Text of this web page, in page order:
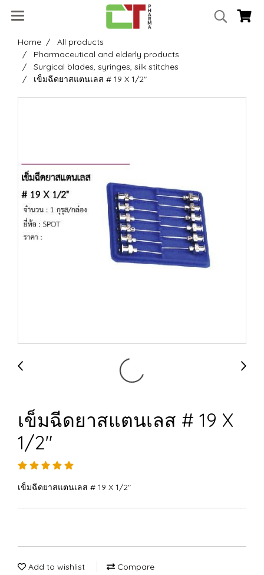
Home
All products
Pharmaceutical and elderly products
Surgical blades, syringes, silk stitches
เข็มฉีดยาสแตนเลส # 19 X 1/2"
เข็มฉีดยาสแตนเลส # 19 X
1/2"
เข็มฉีดยาสแตนเลส # 19 X 1/2"
Add to wishlist Compare